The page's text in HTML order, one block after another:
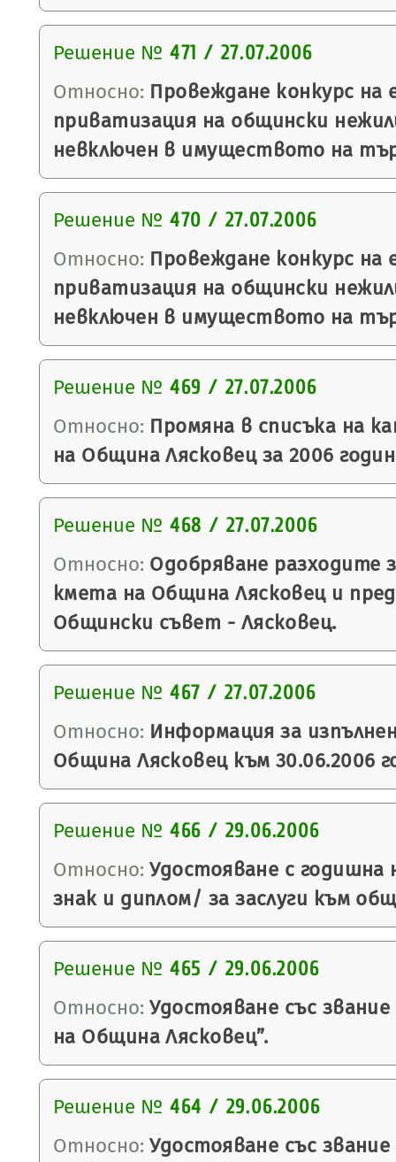
Решение № 471 / 27.07.2006
Относно: Провеждане конкурс на
приватизация на общински
невключен в имуществото на
Решение № 470 / 27.07.2006
Относно: Провеждане конкурс на
приватизация на общински
невключен в имуществото на
Решение № 469 / 27.07.2006
Относно: Промяна в списъка на
на Община Лясковец за 2006
Решение № 468 / 27.07.2006
Относно: Одобряване разходите
кмета на Община Лясковец и
Общински съвет - Лясковец.
Решение № 467 / 27.07.2006
Относно: Информация за
Община Лясковец към 30.06.2006
Решение № 466 / 29.06.2006
Относно: Удостояване с годишна
знак и диплом/ за заслуги към
Решение № 465 / 29.06.2006
Относно: Удостояване със
на Община Лясковец”.
Решение № 464 / 29.06.2006
Относно: Удостояване със